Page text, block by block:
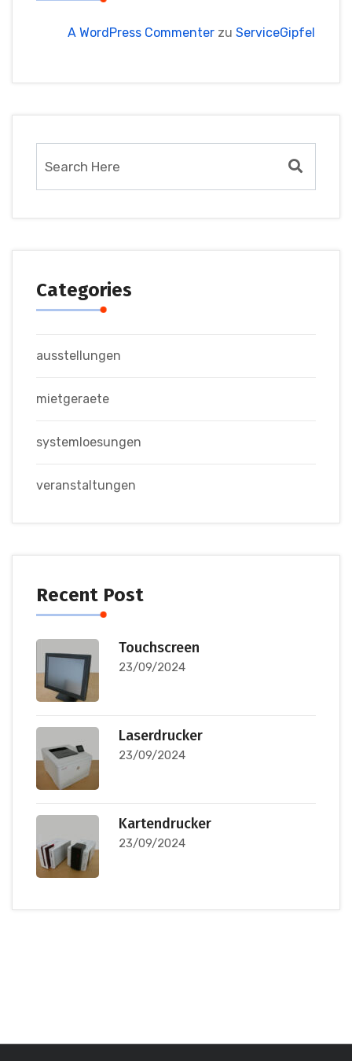
A WordPress Commenter zu ServiceGipfel
Categories
ausstellungen
mietgeraete
systemloesungen
veranstaltungen
Recent Post
Touchscreen
23/09/2024
Laserdrucker
23/09/2024
Kartendrucker
23/09/2024